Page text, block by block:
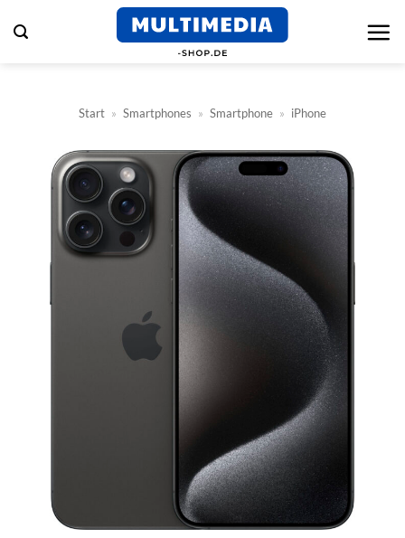
Inhalt
Start » Smartphones » Smartphone » iPhone